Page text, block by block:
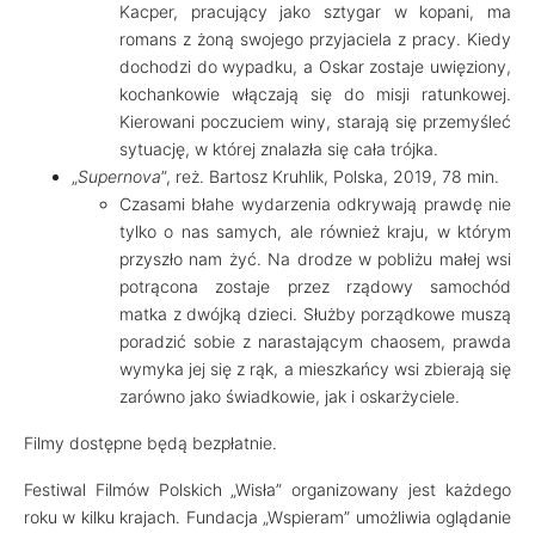
Kacper, pracujący jako sztygar w kopani, ma
romans z żoną swojego przyjaciela z pracy. Kiedy
dochodzi do wypadku, a Oskar zostaje uwięziony,
kochankowie włączają się do misji ratunkowej.
Kierowani poczuciem winy, starają się przemyśleć
sytuację, w której znalazła się cała trójka.
„Supernova”, reż. Bartosz Kruhlik, Polska, 2019, 78 min.
Czasami błahe wydarzenia odkrywają prawdę nie
tylko o nas samych, ale również kraju, w którym
przyszło nam żyć. Na drodze w pobliżu małej wsi
potrącona zostaje przez rządowy samochód
matka z dwójką dzieci. Służby porządkowe muszą
poradzić sobie z narastającym chaosem, prawda
wymyka jej się z rąk, a mieszkańcy wsi zbierają się
zarówno jako świadkowie, jak i oskarżyciele.
Filmy dostępne będą bezpłatnie.
Festiwal Filmów Polskich „Wisła” organizowany jest każdego
roku w kilku krajach. Fundacja „Wspieram” umożliwia oglądanie